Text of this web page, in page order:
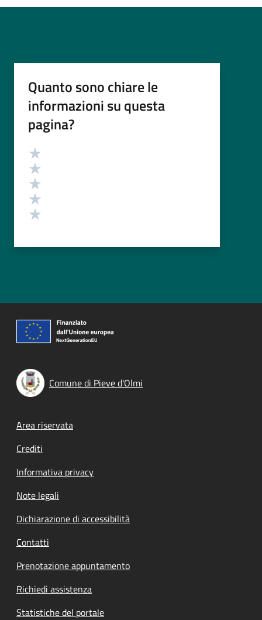
Quanto sono chiare le
informazioni su questa
pagina?
Valutazione
Comune di Pieve d'Olmi
Footer menu
Area riservata
Crediti
Informativa privacy
Note legali
Dichiarazione di accessibilità
Contatti
Prenotazione appuntamento
Richiedi assistenza
Statistiche del portale